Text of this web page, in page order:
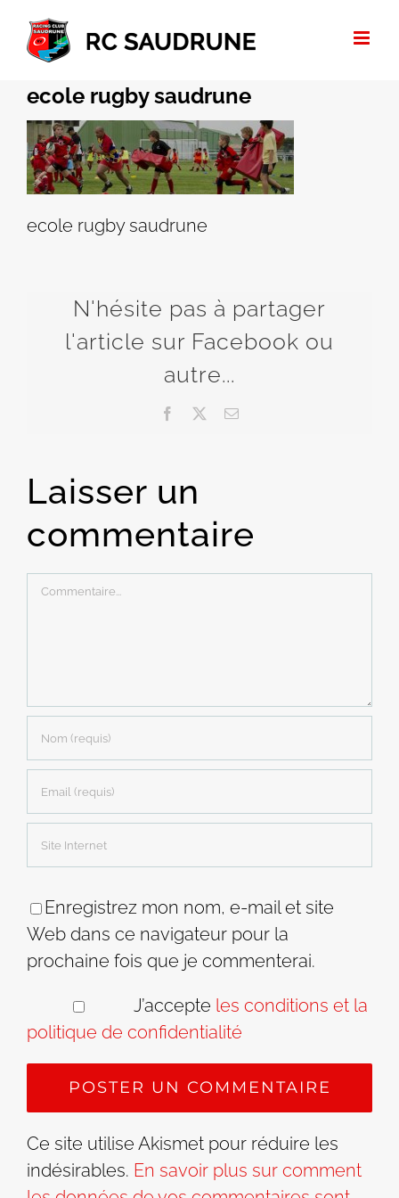
Passer
contenu
ecole rugby saudrune
ecole rugby saudrune
N'hésite pas à partager
l'article sur Facebook ou
autre...
Facebook Email
Laisser un
commentaire
Commentaire
Enregistrez mon nom, e-mail et site
Web dans ce navigateur pour la
prochaine fois que je commenterai.
J’accepte les conditions et la
politique de confidentialité
Ce site utilise Akismet pour réduire les
indésirables. En savoir plus sur comment